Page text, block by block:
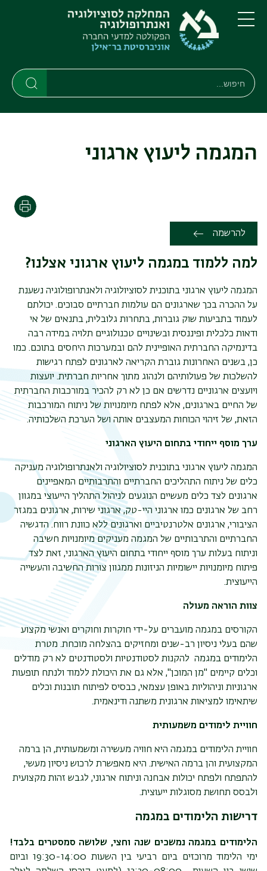
דילוג
לתוכן
העיקרי
דילוג
לתפריט
ניווט
ראשי
תפריט
חיפוש
Search
המגמה ליעוץ ארגוני
Print
להרשמה
למה ללמוד במגמה ליעוץ ארגוני אצלנו?
המגמה ליעוץ ארגוני בתוכנית לסוציולוגיה ולאנתרופולוגיה נשענת
על ההכרה בכך שארגונים הם עולמות חברתיים סבוכים. יכולתם
לעמוד בתביעות שוק גוברות, בתחרות גלובלית, בתנאים של אי
ודאות כלכלית ופיננסית ובשינויים טכנולוגיים תלויה במידה רבה
בדינמיקה החברתית האופיינית להם ובמערכות היחסים בתוכם. כמו
כן, בשנים האחרונות גוברת הקריאה לארגונים לפתח רגישות
להשלכות של פעולותיהם ולנהוג מתוך אחריות חברתית. יועצות
ויועצים ארגוניים נדרשים אם כן לא רק להכיר במורכבות החברתית
של החיים בארגונים, אלא לפתח מיומנויות של ניתוח המורכבות
הזאת, של זיהוי הכוחות המעצבים אותה ושל הערכת השלכותיה.
ערך מוסף ייחודי בתחום היעוץ הארגוני
המגמה ליעוץ ארגוני בתוכנית לסוציולוגיה ולאנתרופולוגיה מעניקה
כלים של ניתוח התהליכים החברתיים והתרבותיים המאפיינים
ארגונים לצד כלים מעשיים הנוגעים לניהול התהליך הייעוצי במגוון
רחב של ארגונים כמו ארגוני היי-טק, ארגוני שירות, ארגונים במגזר
הציבורי, ארגונים אלטרנטיביים וארגונים ללא כוונת רווח. הדגשיה
החברתיים והתרבותיים של המגמה מעניקים מיומנויות חשיבה
וניתוח בעלות ערך מוסף ייחודי בתחום היעוץ הארגוני, זאת לצד
פיתוח מיומנויות יישומיות הניזונות ממגוון צורות החשיבה והעשייה
הייעוצית.
צוות הוראה מעולה
הקורסים במגמה מועברים על-ידי חוקרות וחוקרים ואנשי מקצוע
שהם בעלי ניסיון רב-שנים ומחזיקים בהצלחה מוכחת. מטרת
הלימודים במגמה להקנות לסטודנטיות ולסטודנטים לא רק מודלים
וכלים קיימים "מן המוכן", אלא גם את היכולת ללמוד ולנתח תופעות
ארגוניות וניהוליות באופן עצמאי, כבסיס לפיתוח תובנות וכלים
שיתאימו למציאות ארגונית משתנה ודינאמית.
חוויית לימודים משמעותית
חוויית הלימודים במגמה היא חוויה מעשירה ומשמעותית, הן ברמה
המקצועית והן ברמה האישית. היא מאפשרת לרכוש ניסיון מעשי,
להתפתח ולפתח יכולות אבחנה וניתוח ארגוני, לגבש זהות מקצועית
ולבסס תחושת מסוגלות ייעוצית.
דרישות הלימודים במגמה
הלימודים במגמה נמשכים שנה וחצי, שלושה סמסטרים בלבד!
ימי הלימוד מרוכזים ביום רביעי בין השעות 19:30-14:00 וביום